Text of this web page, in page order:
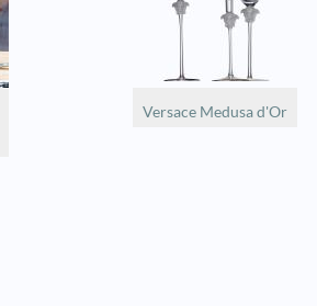
Versace Medusa d'Or